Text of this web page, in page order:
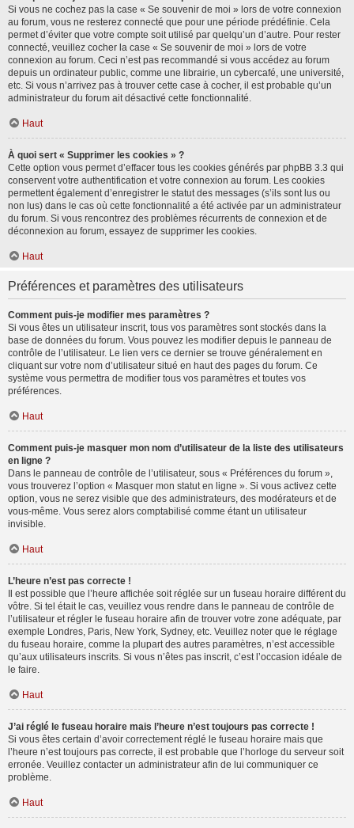
Si vous ne cochez pas la case « Se souvenir de moi » lors de votre connexion
au forum, vous ne resterez connecté que pour une période prédéfinie. Cela
permet d’éviter que votre compte soit utilisé par quelqu’un d’autre. Pour rester
connecté, veuillez cocher la case « Se souvenir de moi » lors de votre
connexion au forum. Ceci n’est pas recommandé si vous accédez au forum
depuis un ordinateur public, comme une librairie, un cybercafé, une université,
etc. Si vous n’arrivez pas à trouver cette case à cocher, il est probable qu’un
administrateur du forum ait désactivé cette fonctionnalité.
Haut
À quoi sert « Supprimer les cookies » ?
Cette option vous permet d’effacer tous les cookies générés par phpBB 3.3 qui
conservent votre authentification et votre connexion au forum. Les cookies
permettent également d’enregistrer le statut des messages (s’ils sont lus ou
non lus) dans le cas où cette fonctionnalité a été activée par un administrateur
du forum. Si vous rencontrez des problèmes récurrents de connexion et de
déconnexion au forum, essayez de supprimer les cookies.
Haut
Préférences et paramètres des utilisateurs
Comment puis-je modifier mes paramètres ?
Si vous êtes un utilisateur inscrit, tous vos paramètres sont stockés dans la
base de données du forum. Vous pouvez les modifier depuis le panneau de
contrôle de l’utilisateur. Le lien vers ce dernier se trouve généralement en
cliquant sur votre nom d’utilisateur situé en haut des pages du forum. Ce
système vous permettra de modifier tous vos paramètres et toutes vos
préférences.
Haut
Comment puis-je masquer mon nom d’utilisateur de la liste des utilisateurs
en ligne ?
Dans le panneau de contrôle de l’utilisateur, sous « Préférences du forum »,
vous trouverez l’option « Masquer mon statut en ligne ». Si vous activez cette
option, vous ne serez visible que des administrateurs, des modérateurs et de
vous-même. Vous serez alors comptabilisé comme étant un utilisateur
invisible.
Haut
L’heure n’est pas correcte !
Il est possible que l’heure affichée soit réglée sur un fuseau horaire différent du
vôtre. Si tel était le cas, veuillez vous rendre dans le panneau de contrôle de
l’utilisateur et régler le fuseau horaire afin de trouver votre zone adéquate, par
exemple Londres, Paris, New York, Sydney, etc. Veuillez noter que le réglage
du fuseau horaire, comme la plupart des autres paramètres, n’est accessible
qu’aux utilisateurs inscrits. Si vous n’êtes pas inscrit, c’est l’occasion idéale de
le faire.
Haut
J’ai réglé le fuseau horaire mais l’heure n’est toujours pas correcte !
Si vous êtes certain d’avoir correctement réglé le fuseau horaire mais que
l’heure n’est toujours pas correcte, il est probable que l’horloge du serveur soit
erronée. Veuillez contacter un administrateur afin de lui communiquer ce
problème.
Haut